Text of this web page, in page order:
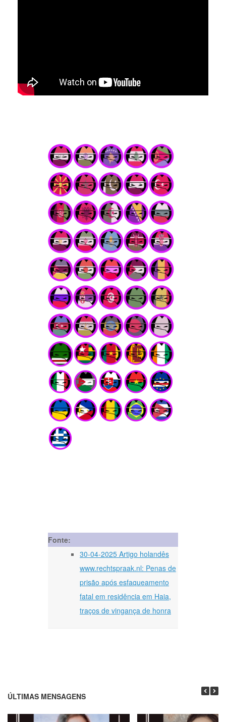
Fonte:
30-04-2025 Artigo holandês
www.rechtspraak.nl: Penas de
prisão após esfaqueamento
fatal em residência em Haia,
traços de vingança de honra
ÚLTIMAS MENSAGENS